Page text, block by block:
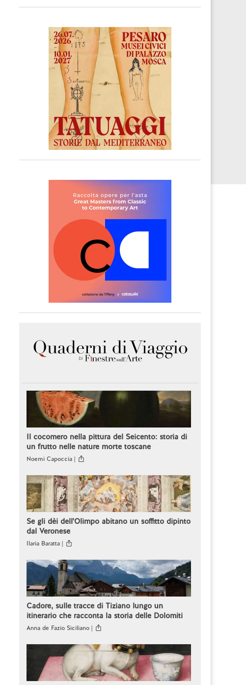
Il cocomero nella pittura del Seicento: storia di
un frutto nelle nature morte toscane
Noemi Capoccia |
Se gli dèi dell'Olimpo abitano un soffitto dipinto
dal Veronese
Ilaria Baratta |
Cadore, sulle tracce di Tiziano lungo un
itinerario che racconta la storia delle Dolomiti
Anna de Fazio Siciliano |